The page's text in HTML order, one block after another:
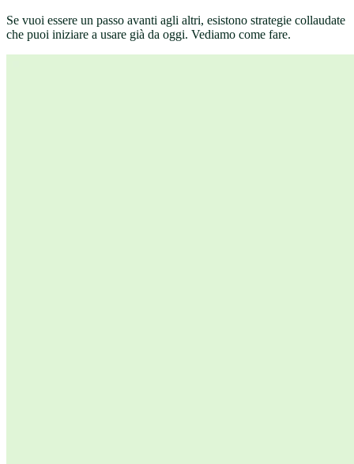
Se vuoi essere un passo avanti agli altri, esistono strategie collaudate
che puoi iniziare a usare già da oggi. Vediamo come fare.